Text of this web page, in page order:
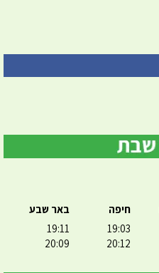
חיפה
19:03
20:12
באר שבע
19:11
20:09